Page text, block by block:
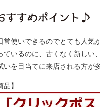
使いできるのでとても人気
ているのに、古くなく新しい
いを目当てに来店される方が
】